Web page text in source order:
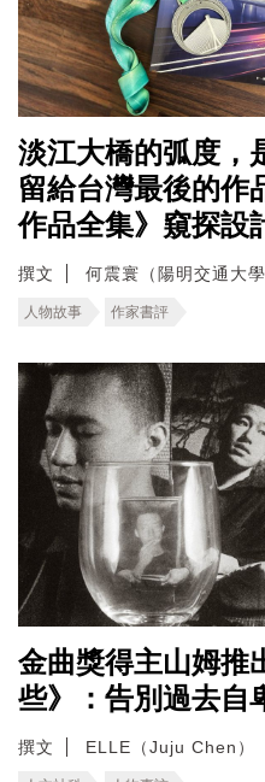
淡江大橋的弧度，
留給台灣最後的
作品全集》窺探設
撰文 何震寰（陽明交通大
人物故事 作家書評
金曲獎得主山姆推
些》：告別過去自
撰文 ELLE（Juju Chen）